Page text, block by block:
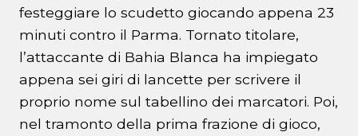
festeggiare lo scudetto giocando appena 23
minuti contro il Parma. Tornato titolare,
l’attaccante di Bahia Blanca ha impiegato
appena sei giri di lancette per scrivere il
proprio nome sul tabellino dei marcatori. Poi,
nel tramonto della prima frazione di gioco,